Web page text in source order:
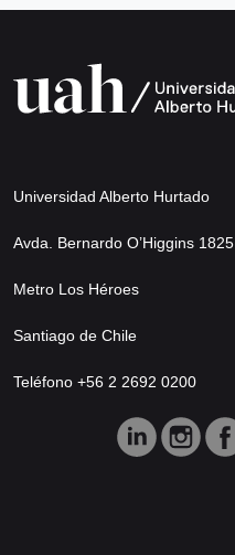
Universidad Alberto Hurtado
Avda. Bernardo O’Higgins 1825
Metro Los Héroes
Santiago de Chile
Teléfono +56 2 2692 0200